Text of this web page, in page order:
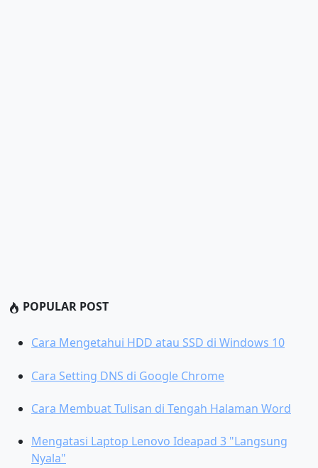
POPULAR POST
Cara Mengetahui HDD atau SSD di Windows 10
Cara Setting DNS di Google Chrome
Cara Membuat Tulisan di Tengah Halaman Word
Mengatasi Laptop Lenovo Ideapad 3 "Langsung
Nyala"